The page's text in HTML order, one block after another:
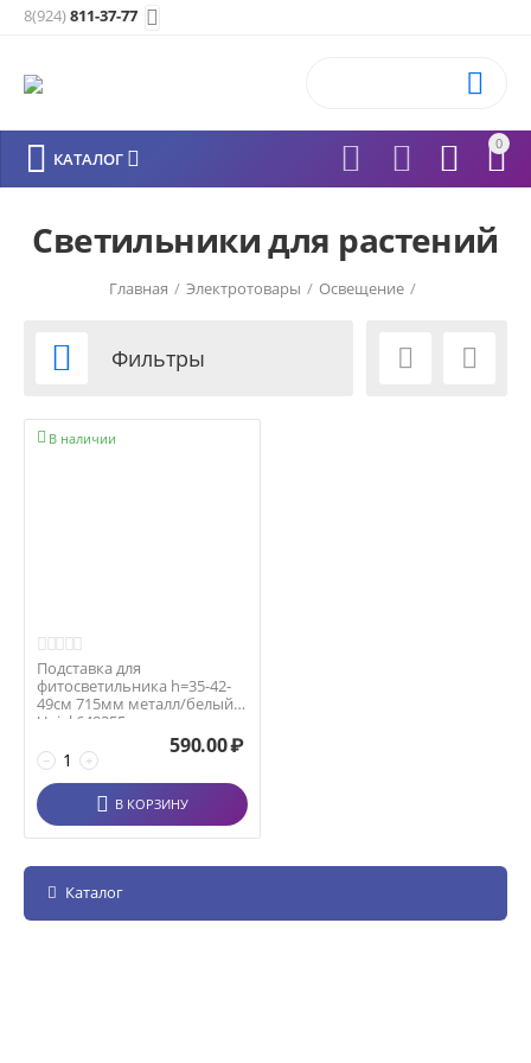
8(924)811-37-77 
0


 

 КАТАЛОГ 
Светильники для растений
Главная / Электротовары / Освещение /
 Фильтры  
В наличии

Подставка для
фитосветильника h=35-42-
49см 715мм металл/белый
Uniel 648355
+
−
590.00₽
В КОРЗИНУ
Каталог